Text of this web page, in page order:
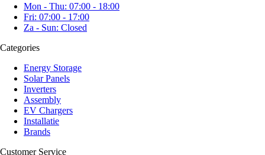
Mon - Thu: 07:00 - 18:00
Fri: 07:00 - 17:00
Za - Sun: Closed
Categories
Energy Storage
Solar Panels
Inverters
Assembly
EV Chargers
Installatie
Brands
Customer Service